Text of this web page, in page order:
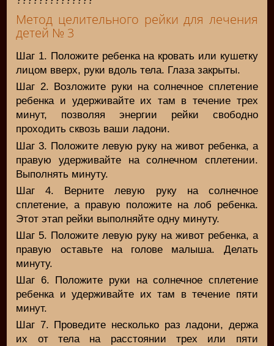
Метод целительного рейки для лечения
детей № 3
Шаг 1. Положите ребенка на кровать или кушетку
лицом вверх, руки вдоль тела. Глаза закрыты.
Шаг 2. Возложите руки на солнечное сплетение
ребенка и удерживайте их там в течение трех
минут, позволяя энергии рейки свободно
проходить сквозь ваши ладони.
Шаг 3. Положите левую руку на живот ребенка, а
правую удерживайте на солнечном сплетении.
Выполнять минуту.
Шаг 4. Верните левую руку на солнечное
сплетение, а правую положите на лоб ребенка.
Этот этап рейки выполняйте одну минуту.
Шаг 5. Положите левую руку на живот ребенка, а
правую оставьте на голове малыша. Делать
минуту.
Шаг 6. Положите руки на солнечное сплетение
ребенка и удерживайте их там в течение пяти
минут.
Шаг 7. Проведите несколько раз ладони, держа
их от тела на расстоянии трех или пяти